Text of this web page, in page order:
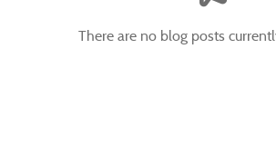
There are no blog posts